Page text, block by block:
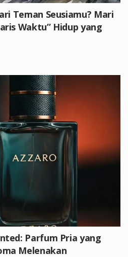
Teman Seusiamu? Mari
Waktu” Hidup yang
Parfum Pria yang
Melenakan